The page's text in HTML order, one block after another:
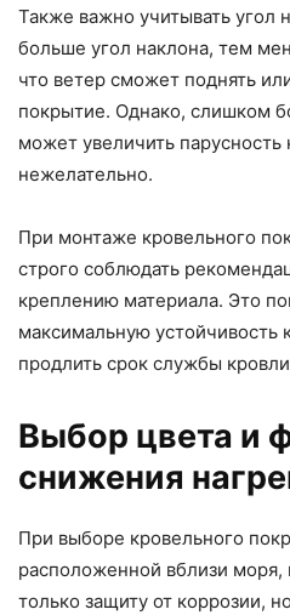
Также важно учитывать угол
больше угол наклона, тем
что ветер сможет поднять
покрытие. Однако, слишком
может увеличить
нежелательно.
При монтаже кровельного
строго соблюдать
креплению материала. Это
максимальную устойчивость
продлить срок службы
Выбор цвета и
снижения
При выборе кровельного
расположенной вблизи моря,
только защиту от коррозии,